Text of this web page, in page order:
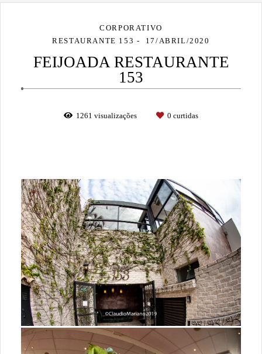
CORPORATIVO
RESTAURANTE 153
17/ABRIL/2020
FEIJOADA RESTAURANTE
153
1261 visualizações 0 curtidas